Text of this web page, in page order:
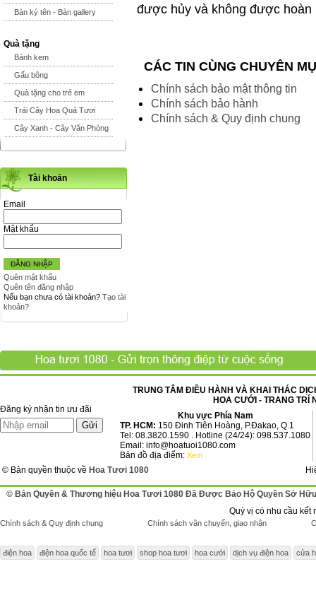
Bàn ký tên - Bàn gallery
Quà tặng
Bánh kem
Gấu bông
Quà tặng cho trẻ em
Trái Cây Hoa Quả Tươi
Cây Xanh - Cây Văn Phòng
Tài khoản
Email
Mật khẩu
ĐĂNG NHẬP
Quên mật khẩu
Quên tên đăng nhập
Nếu bạn chưa có tài khoản? Tạo tài
khoản?
được hủy và không được hoàn
CÁC TIN CÙNG CHUYÊN
Chính sách bảo mật thông tin
Chính sách bảo hành
Chính sách & Quy định chung
Đăng ký nhận tin ưu đãi
TRUNG TÂM ĐIỀU HÀNH VÀ KHAI THÁC
HOA CƯỚI - TRANG TRÍ
Khu vực Phía Nam
TP. HCM: 150 Đinh Tiên Hoàng, P.Đakao, Q.1
Tel: 08.3820.1590 . Hotline (24/24): 098.537.1080
Email: info@hoatuoi1080.com
Bản đồ địa điểm: Xem
© Bản quyền thuộc về Hoa Tươi 1080
© Bản Quyền & Thương hiệu Hoa Tươi 1080 Đã Được Bảo Hộ Quyền Sở Hữu
Quý vị có nhu cầu kết
Chính sách & Quy định chung Chính sách vận chuyển, giao nhận
điện hoa điện hoa quốc tế hoa tươi shop hoa tươi hoa cưới dịch vụ điện hoa cửa